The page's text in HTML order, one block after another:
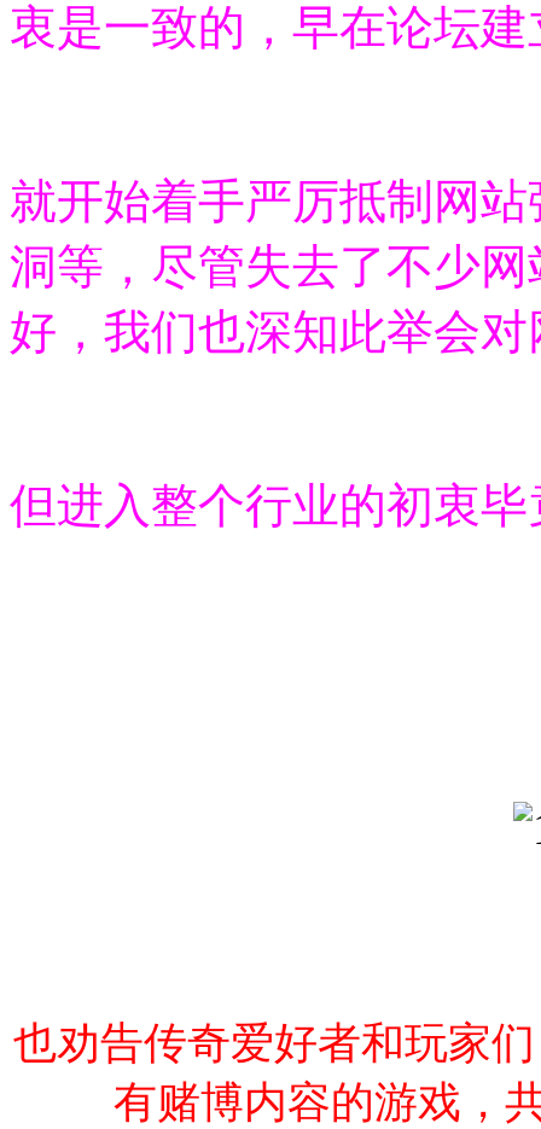
衷是一致的，早在论坛建
就开始着手严厉抵制网
洞等，尽管失去了不少
好，我们也深知此举会
但进入整个行业的初衷
也劝告传奇爱好者和玩家
有赌博内容的游戏，